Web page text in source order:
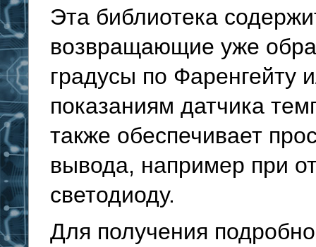
Эта библиотека
возвращающие уже
градусы по
показаниям датчика
также обеспечивает
вывода, например при
светодиоду.
Для получения